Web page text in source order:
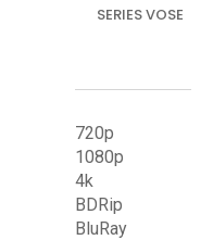
SERIES VOSE
720p
1080p
4k
BDRip
BluRay